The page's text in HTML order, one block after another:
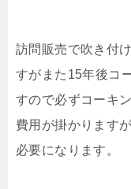
訪問販売で吹き付
すがまた15年後コ
すので必ずコーキ
費用が掛かります
必要になります。